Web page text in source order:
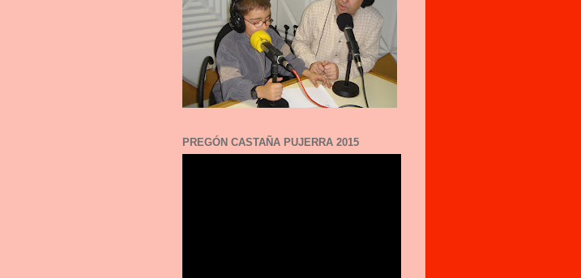
PREGÓN CASTAÑA PUJERRA 2015